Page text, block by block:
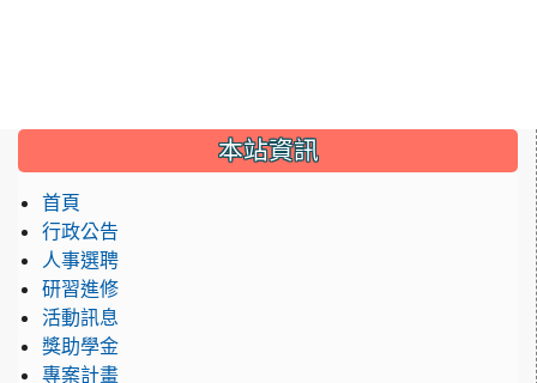
::: 本站資訊
首頁
行政公告
人事選聘
研習進修
活動訊息
獎助學金
專案計畫